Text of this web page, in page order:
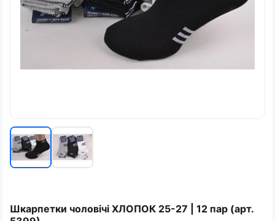
Шкарпетки чоловічі ХЛОПОК 25-27 | 12 пар (арт.